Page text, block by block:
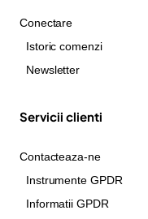
Conectare
Istoric comenzi
Newsletter
Servicii clienti
Contacteaza-ne
Instrumente GPDR
Informatii GPDR